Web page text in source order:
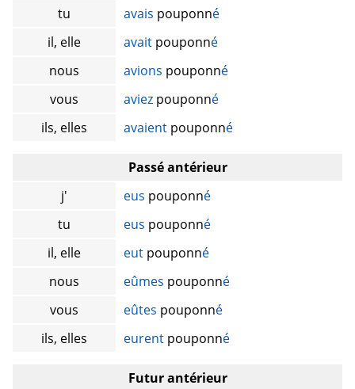
tu
avais pouponné
il, elle
avait pouponné
nous
avions pouponné
vous
aviez pouponné
ils, elles
avaient pouponné
Passé antérieur
j'
eus pouponné
tu
eus pouponné
il, elle
eut pouponné
nous
eûmes pouponné
vous
eûtes pouponné
ils, elles
eurent pouponné
Futur antérieur